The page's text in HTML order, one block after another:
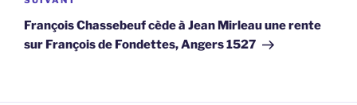
suivant
François Chassebeuf cède à Jean Mirleau une rente
sur François de Fondettes, Angers 1527